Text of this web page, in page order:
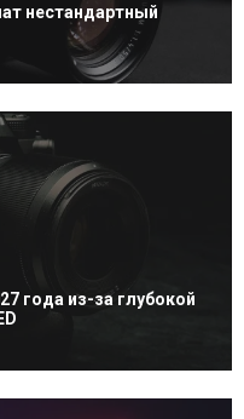
нестандартный
года из-за глубокой